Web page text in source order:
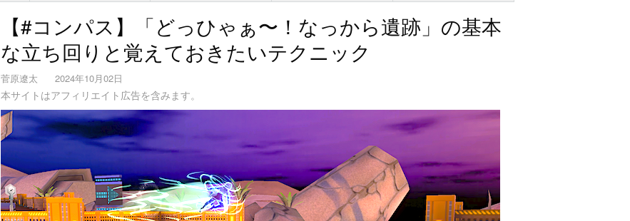
【#コンパス】「どっひゃぁ〜！なっから遺跡」の基本
な立ち回りと覚えておきたいテクニック
菅原遼太 2024年10月02日
本サイトはアフィリエイト広告を含みます。